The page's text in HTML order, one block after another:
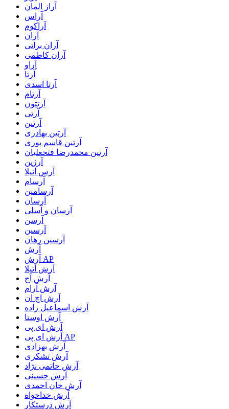
آراز المان
آراس
آراکوم
آران
آران براتی
آران کاظمی
آراو
آرتا
آرتا اسدی
آرتام
آرتتون
آرتی
آرتین
آرتین بهادری
آرتین قاسم پوری
آرتین محمدرضا فتحعلیان
آرژین
آرس آتیلا
آرسام
آرسامین
آرسان
آرسان و آسلی
آرسن
آرسین
آرسین رهان
آرش
آرش AP
آرش آتیلا
آرش آج
آرش آرام
آرش اچ ان
آرش اسماعیل زاده
آرش اوستا
آرش ای پی
آرش ای پی AP
آرش بهزادی
آرش تشکری
آرش حاتمی نژاد
آرش حسینی
آرش خان احمدی
آرش خداخواه
آرش درستکار